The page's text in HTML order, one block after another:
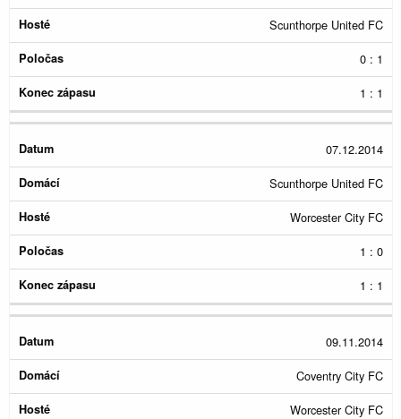
Scunthorpe United FC
0 : 1
1 : 1
07.12.2014
Scunthorpe United FC
Worcester City FC
1 : 0
1 : 1
09.11.2014
Coventry City FC
Worcester City FC